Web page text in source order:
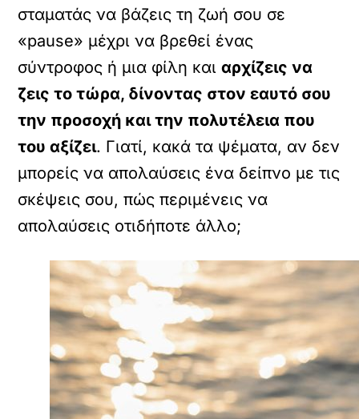
σταματάς να βάζεις τη ζωή σου σε
«pause» μέχρι να βρεθεί ένας
σύντροφος ή μια φίλη καιαρχίζεις να
ζεις το τώρα, δίνοντας στον εαυτό σου
την προσοχή και την πολυτέλεια που
του αξίζει. Γιατί, κακά τα ψέματα, αν δεν
μπορείς να απολαύσεις ένα δείπνο με τις
σκέψεις σου, πώς περιμένεις να
απολαύσεις οτιδήποτε άλλο;